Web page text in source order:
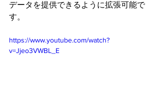
データを提供できるように拡張可能で
す。
https://www.youtube.com/watch?
v=Jjeo3VWBL_E